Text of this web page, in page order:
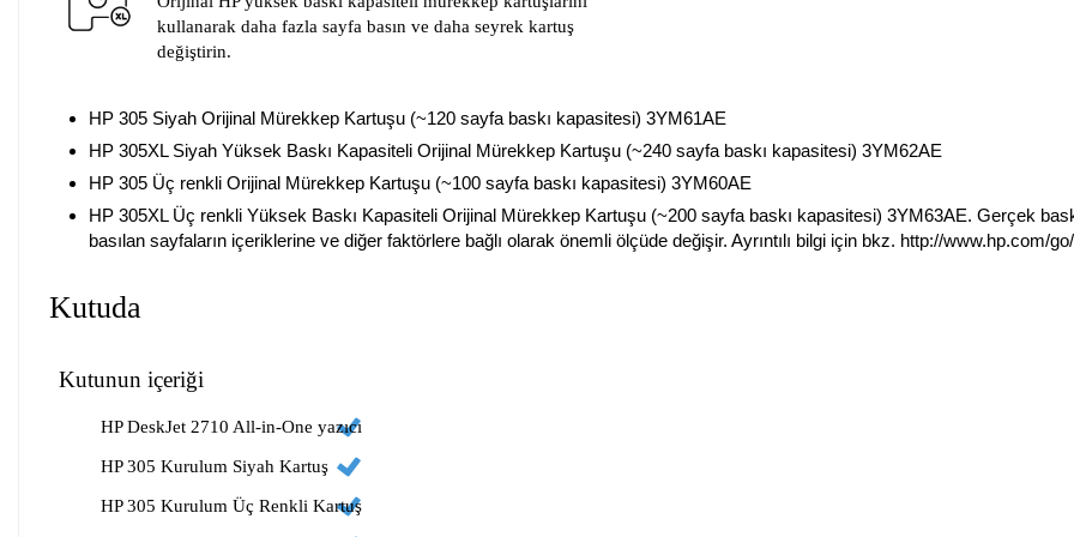
kullanarak daha fazla sayfa basın ve daha seyrek kartuş
değiştirin.
HP 305 Siyah Orijinal Mürekkep Kartuşu (~120 sayfa baskı kapasitesi) 3YM61AE
HP 305XL Siyah Yüksek Baskı Kapasiteli Orijinal Mürekkep Kartuşu (~240 sayfa baskı kapasitesi) 3YM62AE
HP 305 Üç renkli Orijinal Mürekkep Kartuşu (~100 sayfa baskı kapasitesi) 3YM60AE
HP 305XL Üç renkli Yüksek Baskı Kapasiteli Orijinal Mürekkep Kartuşu (~200 sayfa baskı kapasitesi) 3YM63AE. Gerçek
basılan sayfaların içeriklerine ve diğer faktörlere bağlı olarak önemli ölçüde değişir. Ayrıntılı bilgi için bkz. http://www.hp.com/
Kutuda
Kutunun içeriği
HP DeskJet 2710 All-in-One yazıcı
HP 305 Kurulum Siyah Kartuş
HP 305 Kurulum Üç Renkli Kartuş